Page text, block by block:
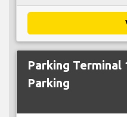
Parking
Parking